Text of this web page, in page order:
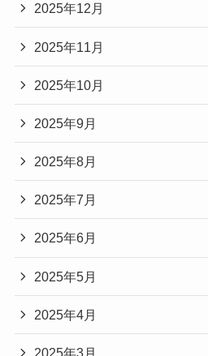
2025年12月
2025年11月
2025年10月
2025年9月
2025年8月
2025年7月
2025年6月
2025年5月
2025年4月
2025年3月